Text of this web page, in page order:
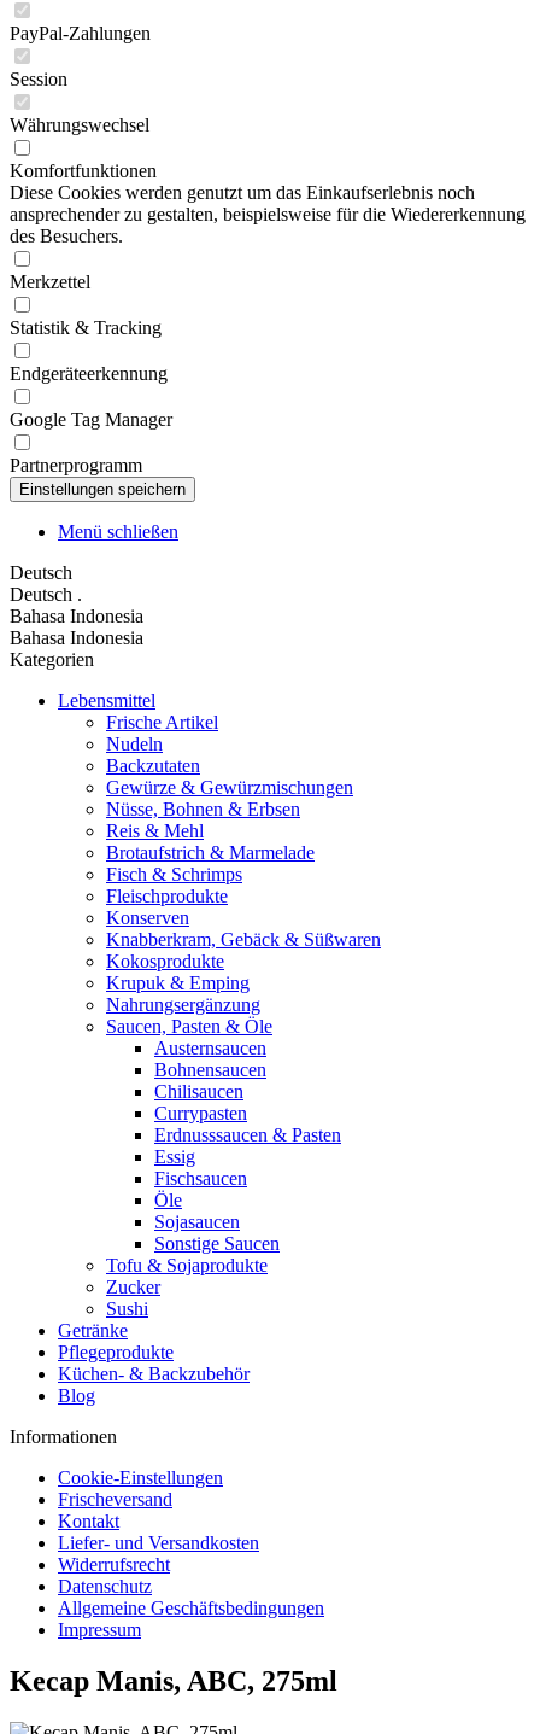
PayPal-Zahlungen
Session
Währungswechsel
Komfortfunktionen
Diese Cookies werden genutzt um das Einkaufserlebnis noch
ansprechender zu gestalten, beispielsweise für die Wiedererkennung
des Besuchers.
Merkzettel
Statistik & Tracking
Endgeräteerkennung
Google Tag Manager
Partnerprogramm
Menü schließen
Deutsch
Deutsch .
Bahasa Indonesia
Bahasa Indonesia
Kategorien
Lebensmittel
Frische Artikel
Nudeln
Backzutaten
Gewürze & Gewürzmischungen
Nüsse, Bohnen & Erbsen
Reis & Mehl
Brotaufstrich & Marmelade
Fisch & Schrimps
Fleischprodukte
Konserven
Knabberkram, Gebäck & Süßwaren
Kokosprodukte
Krupuk & Emping
Nahrungsergänzung
Saucen, Pasten & Öle
Austernsaucen
Bohnensaucen
Chilisaucen
Currypasten
Erdnusssaucen & Pasten
Essig
Fischsaucen
Öle
Sojasaucen
Sonstige Saucen
Tofu & Sojaprodukte
Zucker
Sushi
Getränke
Pflegeprodukte
Küchen- & Backzubehör
Blog
Informationen
Cookie-Einstellungen
Frischeversand
Kontakt
Liefer- und Versandkosten
Widerrufsrecht
Datenschutz
Allgemeine Geschäftsbedingungen
Impressum
Kecap Manis, ABC, 275ml